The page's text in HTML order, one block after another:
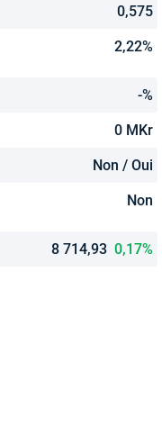
0,575
2,22%
-%
0 MKr
Non / Oui
Non
8 714,93 0,17%